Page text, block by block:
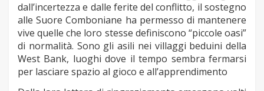
dall’incertezza e dalle ferite del conflitto, il sostegno
alle Suore Comboniane ha permesso di mantenere
vive quelle che loro stesse definiscono “piccole oasi”
di normalità. Sono gli asili nei villaggi beduini della
West Bank, luoghi dove il tempo sembra fermarsi
per lasciare spazio al gioco e all’apprendimento